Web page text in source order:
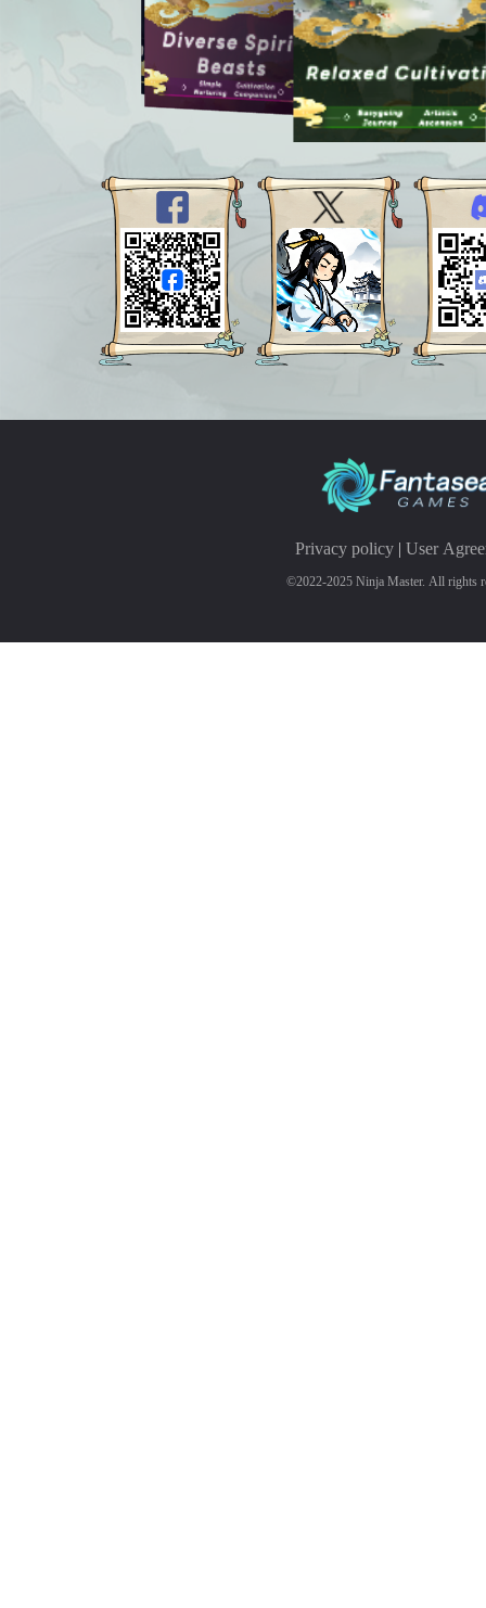
Privacy policy | User
©2022-2025 Ninja Master. All rights